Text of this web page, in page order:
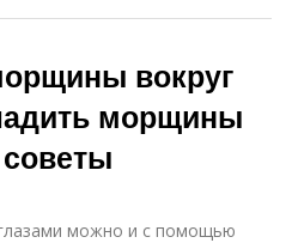
вокруг
морщины
можно и с помощью